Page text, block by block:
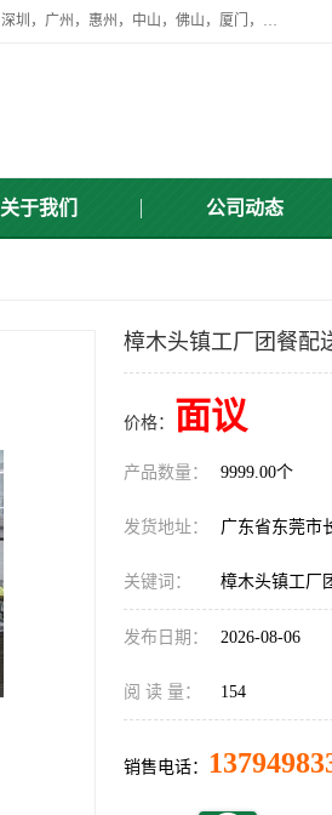
广东食安膳食管理服务有限公司是一家从事蔬菜配送、食堂承包，团餐配送的企业，本公司客户遍布东莞、深圳，广州，惠州，中山，佛山，厦门，肇庆，江门，清远等地，资质齐全，提供学校、工厂、医院、企业、地铁、大型超市、商场、单位、消防队、监狱食堂饭堂蔬菜配送，集新鲜蔬菜、新鲜肉类、粮油、瓜果 、干货 、水产、冻品、粮油、调味品、日用品、调味品及进口冷冻食品为主的原料供应商等为一体的化配送服务机构！
关于我们 公司动态
樟木头镇工厂团餐配
价格： 面议
产品数量： 9999.00个
发货地址： 广东省东莞市
关键词： 樟木头镇工厂
发布日期： 2026-08-06
阅 读 量： 154
销售电话：